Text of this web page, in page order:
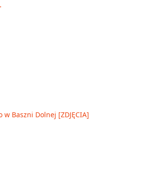
w Baszni Dolnej [ZDJĘCIA]